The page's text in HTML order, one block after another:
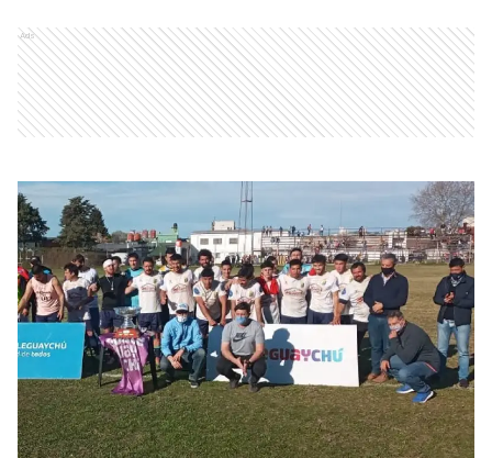
Ads